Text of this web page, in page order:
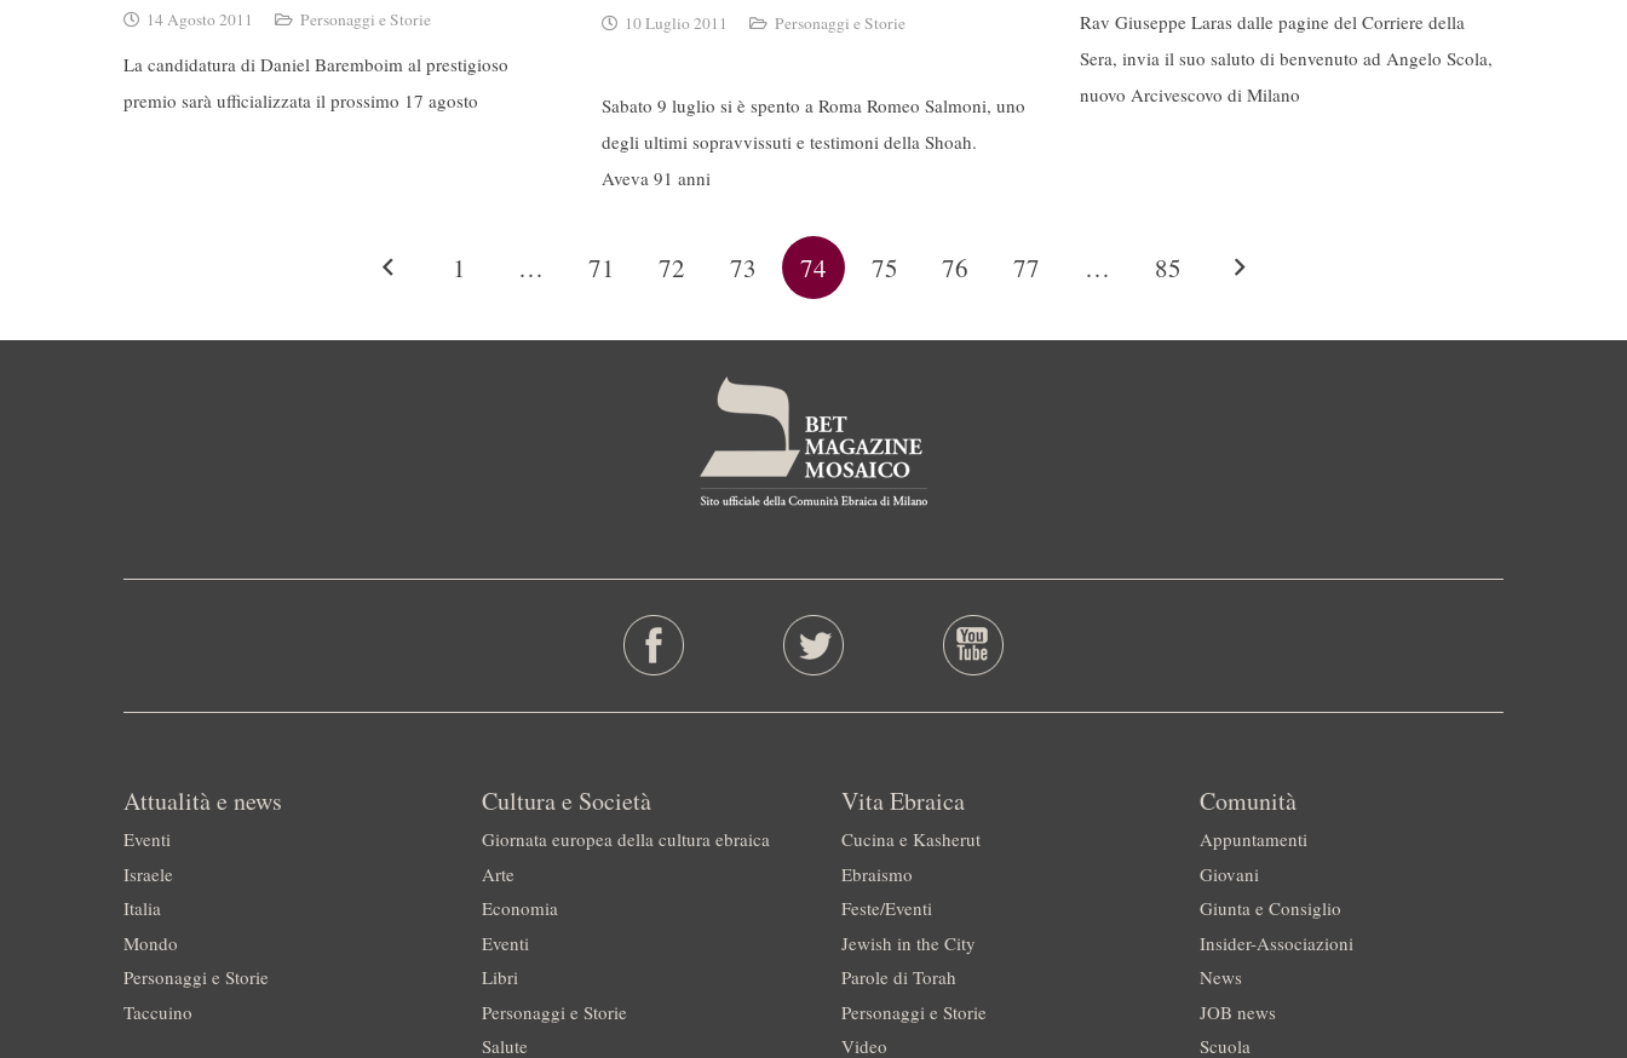
14 Agosto 2011 Personaggi e Storie
La candidatura di Daniel Baremboim al prestigioso
premio sarà ufficializzata il prossimo 17 agosto
10 Luglio 2011 Personaggi e Storie
Sabato 9 luglio si è spento a Roma Romeo Salmoni, uno
degli ultimi sopravvissuti e testimoni della Shoah.
Aveva 91 anni
Rav Giuseppe Laras dalle pagine del Corriere della
Sera, invia il suo saluto di benvenuto ad Angelo Scola,
nuovo Arcivescovo di Milano
1 … 71 72 73 74 75 76 77 … 85
Attualità e news
Eventi
Israele
Italia
Mondo
Personaggi e Storie
Taccuino
Cultura e Società
Giornata europea della cultura ebraica
Arte
Economia
Eventi
Libri
Personaggi e Storie
Salute
Vita Ebraica
Cucina e Kasherut
Ebraismo
Feste/Eventi
Jewish in the City
Parole di Torah
Personaggi e Storie
Video
Comunità
Appuntamenti
Giovani
Giunta e Consiglio
Insider-Associazioni
News
JOB news
Scuola